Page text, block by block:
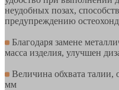
неудобных позах,
предупреждению
Благодаря замене
масса изделия, улучшен
Величина обхвата талии,
мм